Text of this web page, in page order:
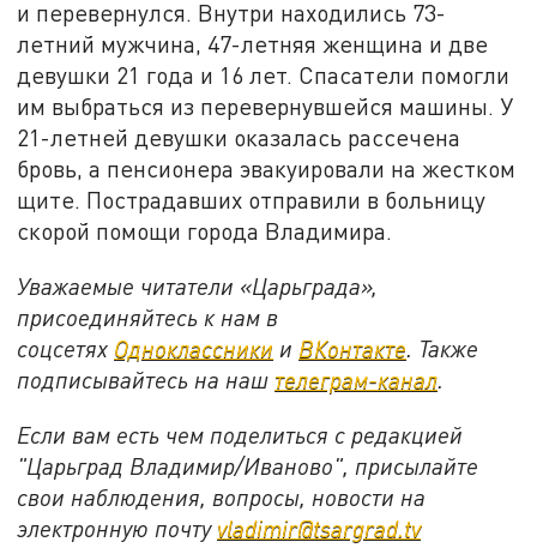
и перевернулся. Внутри находились 73-
летний мужчина, 47-летняя женщина и две
девушки 21 года и 16 лет. Спасатели помогли
им выбраться из перевернувшейся машины. У
21-летней девушки оказалась рассечена
бровь, а пенсионера эвакуировали на жестком
щите. Пострадавших отправили в больницу
скорой помощи города Владимира.
Уважаемые читатели «Царьграда»,
присоединяйтесь к нам в
соцсетях Одноклассники и ВКонтакте. Также
подписывайтесь на наш телеграм-канал.
Если вам есть чем поделиться с редакцией
"Царьград Владимир/Иваново", присылайте
свои наблюдения, вопросы, новости на
электронную почту vladimir@tsargrad.tv